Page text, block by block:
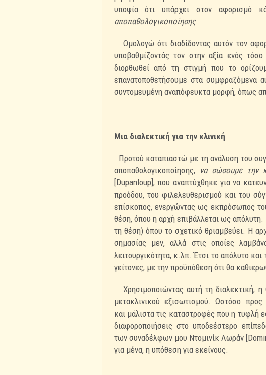
υποψία ότι υπάρχει στον αφορισμό
αποπαθολογικοποίησης.
Ομολογώ ότι διαδίδοντας αυτόν τον
υποβαθμίζοντάς τον στην αξία ενός τόσο
διορθωθεί από τη στιγμή που το
επανατοποθετήσουμε στα συμφραζόμενα
συντομευμένη αναπόφευκτα μορφή, όπως
Μια διαλεκτική για την κλινική
Προτού καταπιαστώ με τη ανάλυση του
αποπαθολογικοποίησης, να σώσουμε την
[Dupanloup], που αναπτύχθηκε για να
προόδου, του φιλελευθερισμού και του
επίσκοπος, ενεργώντας ως εκπρόσωπος
θέση, όπου η αρχή επιβάλλεται ως
τη θέση) όπου το σχετικό θριαμβεύει. Η
σημασίας μεν, αλλά στις οποίες
λειτουργικότητα, κ.λπ. Έτσι το απόλυτο
γείτονες, με την προϋπόθεση ότι θα
Χρησιμοποιώντας αυτή τη διαλεκτική,
μετακλινικού εξισωτισμού. Ωστόσο προς
και μάλιστα τις καταστροφές που η
διαφοροποιήσεις στο υποδεέστερο
των συναδέλφων μου Ντομινίκ Λωράν
για μένα, η υπόθεση για εκείνους.